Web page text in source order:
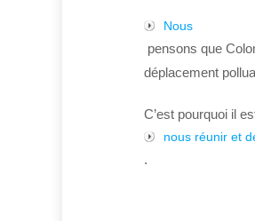
Nous
pensons que
déplacement
C’est pourquoi il
nous réunir et
.